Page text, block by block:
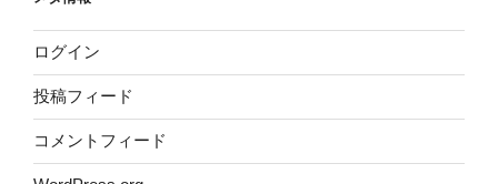
ー
ログイン
投稿フィード
コメントフィード